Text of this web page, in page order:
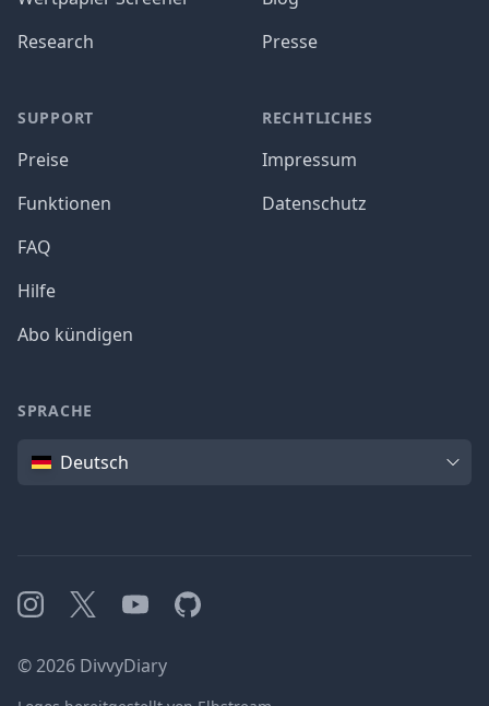
Research
SUPPORT
Preise
Funktionen
FAQ
Hilfe
Abo kündigen
Presse
RECHTLICHES
Impressum
Datenschutz
SPRACHE
SpracheDeutsch
Instagram
X YouTubeGitHub
©2026 DivvyDiary